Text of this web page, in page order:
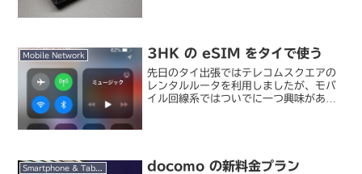
Mobile Network 3HK の eSIM をタイで使う
先日のタイ出張ではテレコムスクエアの
レンタルルータを利用しましたが、モバ
イル回線系ではついでに一つ興味があっ
docomo の新料金プラン